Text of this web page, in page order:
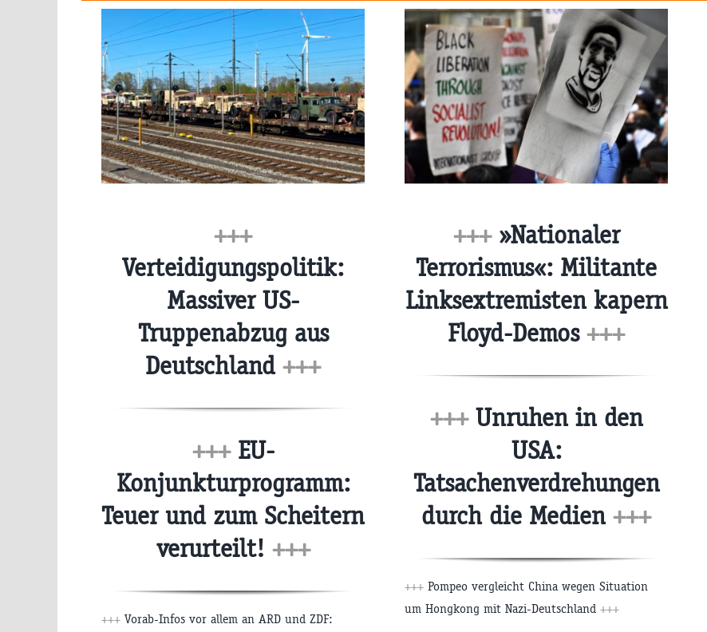
+++
Verteidigungspolitik:
Massiver US-
Truppenabzug aus
Deutschland +++
+++EU-
Konjunkturprogramm:
Teuer und zum Scheitern
verurteilt! +++
+++ Vorab-Infos vor allem an ARD und ZDF:
+++»Nationaler
Terrorismus«: Militante
Linksextremisten kapern
Floyd-Demos +++
+++Unruhen in den
USA:
Tatsachenverdrehungen
durch die Medien +++
+++ Pompeo vergleicht China wegen Situation
um Hongkong mit Nazi-Deutschland +++